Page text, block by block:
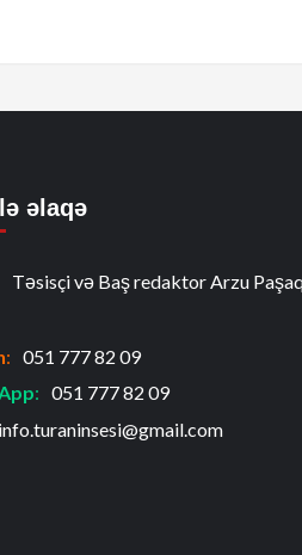
əlaqə
Təsisçi və Baş redaktor Arzu
: 051 777 82 09
: 051 777 82 09
info.turaninsesi@gmail.com